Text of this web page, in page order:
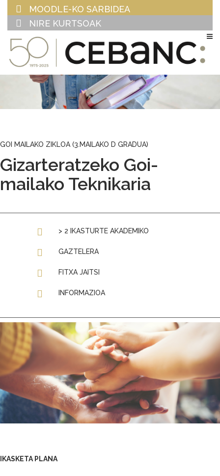
MOODLE-KO SARBIDEA
NIRE KURTSOAK
GOI MAILAKO ZIKLOA (3.MAILAKO D GRADUA)
Gizarteratzeko Goi-
mailako Teknikaria
> 2 IKASTURTE AKADEMIKO
GAZTELERA
FITXA JAITSI
INFORMAZIOA
IKASKETA PLANA